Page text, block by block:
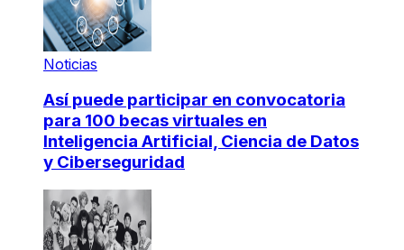
Noticias
Así puede participar en convocatoria
para 100 becas virtuales en
Inteligencia Artificial, Ciencia de Datos
y Ciberseguridad